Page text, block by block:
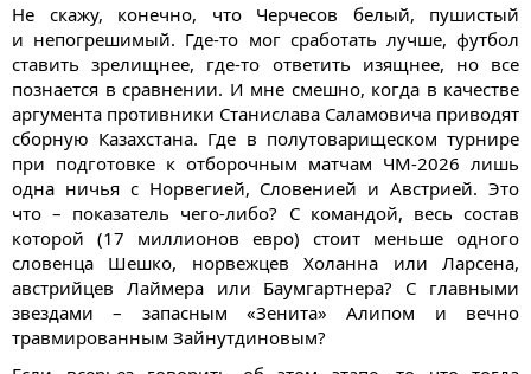
Не скажу, конечно, что Черчесов белый, пушистый
и непогрешимый. Где-то мог сработать лучше, футбол
ставить зрелищнее, где-то ответить изящнее, но все
познается в сравнении. И мне смешно, когда в качестве
аргумента противники Станислава Саламовича приводят
сборную Казахстана. Где в полутоварищеском турнире
при подготовке к отборочным матчам ЧМ-2026 лишь
одна ничья с Норвегией, Словенией и Австрией. Это
что – показатель чего-либо? С командой, весь состав
которой (17 миллионов евро) стоит меньше одного
словенца Шешко, норвежцев Холанна или Ларсена,
австрийцев Лаймера или Баумгартнера? С главными
звездами – запасным «Зенита» Алипом и вечно
травмированным Зайнутдиновым?